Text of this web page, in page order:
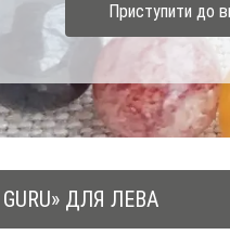
Приступити до
ДЛЯ ЛЕВА